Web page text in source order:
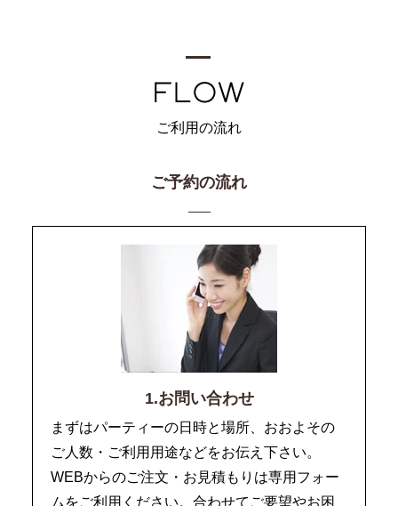
ご利用の流れ
ご予約の流れ
1.お問い合わせ
まずはパーティーの日時と場所、おおよその
ご人数・ご利用用途などをお伝え下さい。
WEBからのご注文・お見積もりは専用フォー
ムをご利用ください。合わせてご要望やお困